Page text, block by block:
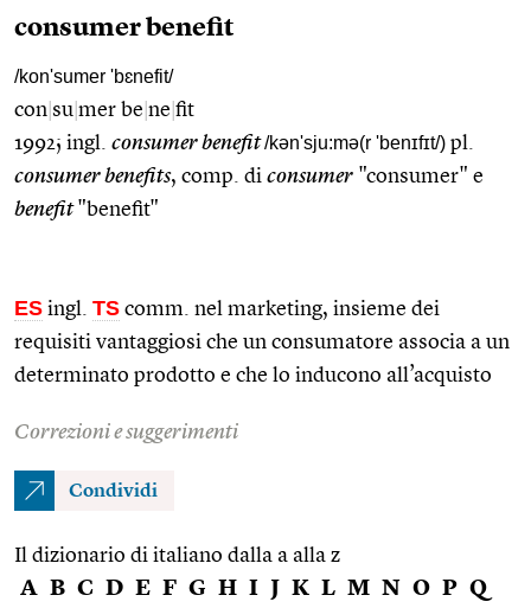
consumer benefit
/kon'sumer 'bɛnefit/
con su mer be ne fit
1992; ingl. consumer benefit/kən'sju:mə(r 'benɪfɪt/) pl.
consumer benefits, comp. di consumer "consumer" e
benefit"benefit"
ES ingl. TS comm. nel marketing, insieme dei
requisiti vantaggiosi che un consumatore associa a un
determinato prodotto e che lo inducono all’acquisto
Correzioni e suggerimenti
Condividi
Il dizionario di italiano dalla a alla z
A B C D E F G H I J K L M N O P Q